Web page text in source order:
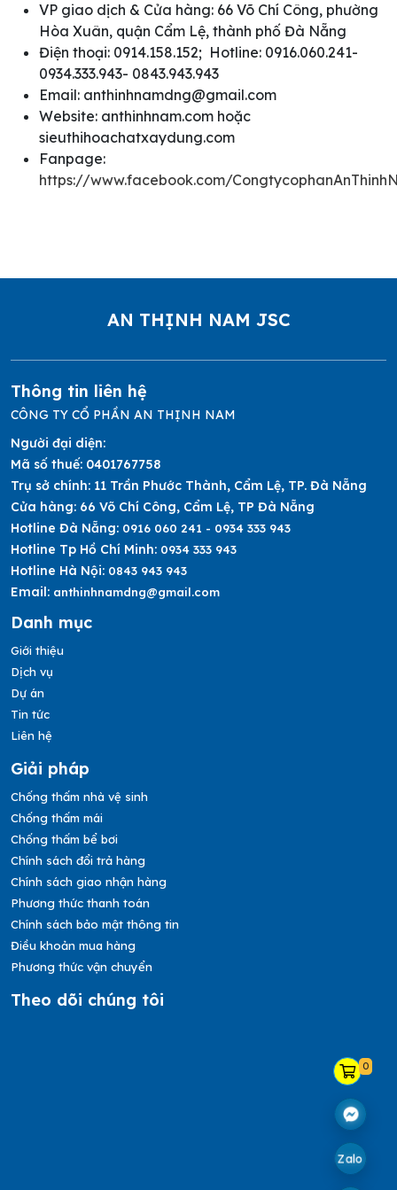
VP giao dịch & Cửa hàng: 66 Võ Chí Công, phường
Hòa Xuân, quận Cẩm Lệ, thành phố Đà Nẵng
Điện thoại: 0914.158.152; Hotline: 0916.060.241-
0934.333.943- 0843.943.943
Email: anthinhnamdng@gmail.com
Website: anthinhnam.com hoặc
sieuthihoachatxaydung.com
Fanpage:
https://www.facebook.com/
AN THỊNH NAM JSC
Thông tin liên hệ
CÔNG TY CỔ PHẦN AN THỊNH NAM
Người đại diện:
Mã số thuế: 0401767758
Trụ sở chính: 11 Trần Phước Thành, Cẩm Lệ, TP. Đà Nẵng
Cửa hàng: 66 Võ Chí Công, Cẩm Lệ, TP Đà Nẵng
Hotline Đà Nẵng: 0916 060 241 - 0934 333 943
Hotline Tp Hồ Chí Minh: 0934 333 943
Hotline Hà Nội: 0843 943 943
Email: anthinhnamdng@gmail.com
Danh mục
Giới thiệu
Dịch vụ
Dự án
Tin tức
Liên hệ
Giải pháp
Chống thấm nhà vệ sinh
Chống thấm mái
Chống thấm bể bơi
Chính sách đổi trả hàng
Chính sách giao nhận hàng
Phương thức thanh toán
Chính sách bảo mật thông tin
Điều khoản mua hàng
Phương thức vận chuyển
Theo dõi chúng tôi
0
Zalo